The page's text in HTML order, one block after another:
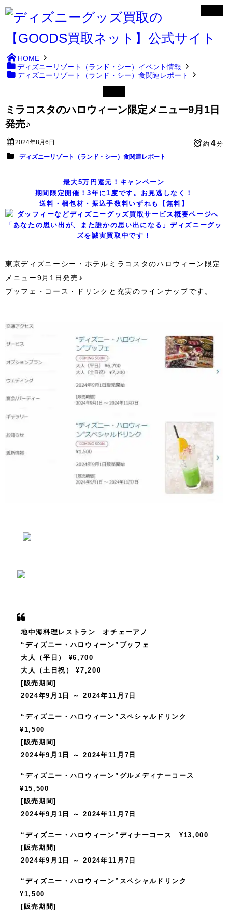
HOME
ディズニーリゾート（ランド・シー）イベント情報
ディズニーリゾート（ランド・シー）食関連レポート
ミラコスタのハロウィーン限定メニュー9月1日
発売♪
2024年8月6日 約 4分
ディズニーリゾート（ランド・シー）食関連レポート
最大5万円還元！キャンペーン
期間限定開催！3年に1度です。お見逃しなく！
送料・梱包材・振込手数料いずれも【無料】
「あなたの思い出が、また誰かの思い出になる」ディズニーグッ
ズを誠実買取中です！
東京ディズニーシー・ホテルミラコスタのハロウィーン限定
メニュー9月1日発売♪
ブッフェ・コース・ドリンクと充実のラインナップです。
地中海料理レストラン オチェーアノ
“ディズニー・ハロウィーン”ブッフェ
大人（平日） ¥6,700
大人（土日祝） ¥7,200
[販売期間]
2024年9月1日 ～ 2024年11月7日
“ディズニー・ハロウィーン”スペシャルドリンク
¥1,500
[販売期間]
2024年9月1日 ～ 2024年11月7日
“ディズニー・ハロウィーン”グルメディナーコース
¥15,500
[販売期間]
2024年9月1日 ～ 2024年11月7日
“ディズニー・ハロウィーン”ディナーコース ¥13,000
[販売期間]
2024年9月1日 ～ 2024年11月7日
“ディズニー・ハロウィーン”スペシャルドリンク
¥1,500
[販売期間]